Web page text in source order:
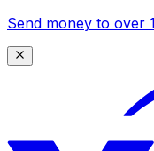
Send money to over